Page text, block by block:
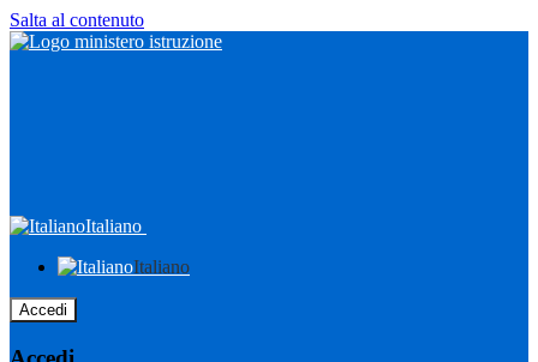
Salta al contenuto
Italiano
Italiano
Accedi